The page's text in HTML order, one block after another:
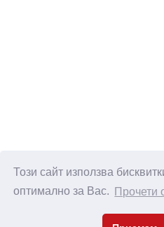
Този сайт използва
оптимално за Вас.
Прочети